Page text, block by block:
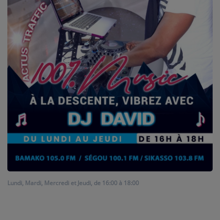
ARTISTES
PLAYLIST
TITRES DIFFUSÉS
Médias
PHOTOS
PODCASTS
VIDÉOS
Joliba TV News / FM
Lundi, Mardi, Mercredi et Jeudi, de 16:00 à 18:00